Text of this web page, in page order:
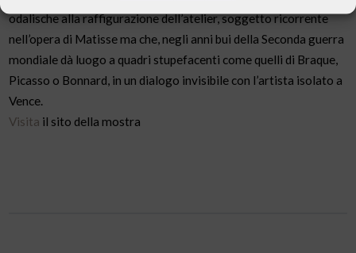
odalische alla raffigurazione dell’atelier, soggetto ricorrente
nell’opera di Matisse ma che, negli anni bui della Seconda guerra
mondiale dà luogo a quadri stupefacenti come quelli di Braque,
Picasso o Bonnard, in un dialogo invisibile con l’artista isolato a
Vence.
Visita il sito della mostra